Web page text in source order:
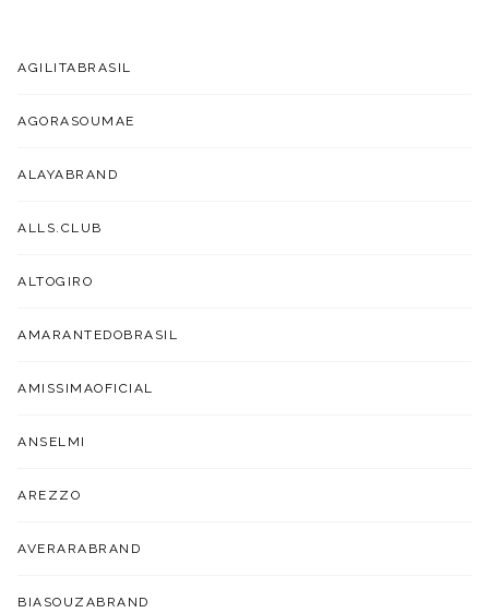
AGILITABRASIL
AGORASOUMAE
ALAYABRAND
ALLS.CLUB
ALTOGIRO
AMARANTEDOBRASIL
AMISSIMAOFICIAL
ANSELMI
AREZZO
AVERARABRAND
BIASOUZABRAND